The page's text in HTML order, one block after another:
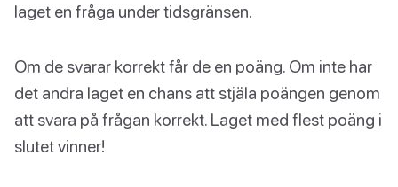
laget en fråga under tidsgränsen.
Om de svarar korrekt får de en poäng. Om inte har
det andra laget en chans att stjäla poängen genom
att svara på frågan korrekt. Laget med flest poäng i
slutet vinner!